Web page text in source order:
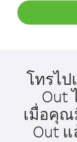
โทรไป
Out
เมื่อคุณ
Out